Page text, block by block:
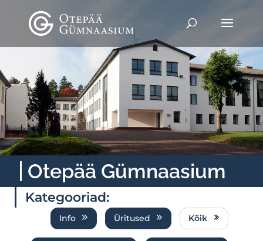
Otepää Gümnaasium
Kategooriad:
Kõik
Üritused
Info